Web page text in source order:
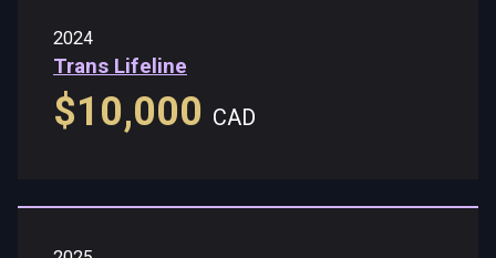
2024
Trans Lifeline
$10,000 CAD